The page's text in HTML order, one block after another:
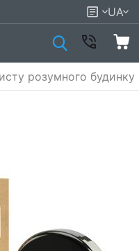
UA
розумного будинку